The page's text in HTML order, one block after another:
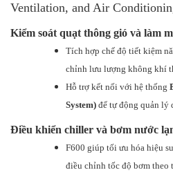
Ventilation, and Air
Kiểm soát quạt thông gió và làm
Tích hợp chế độ tiết kiệm
chỉnh lưu lượng không khí
Hỗ trợ kết nối với hệ thống
System) để tự động quản lý
Điều khiển chiller và bơm nước
F600 giúp tối ưu hóa hiệu
điều chỉnh tốc độ bơm theo